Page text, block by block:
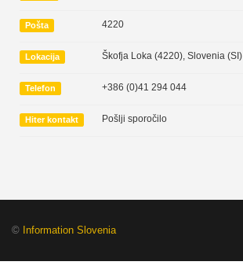
Pošta 4220
Lokacija Škofja Loka (4220), Slovenia (SI)
Telefon +386 (0)41 294 044
Hiter kontakt Pošlji sporočilo
© Information Slovenia